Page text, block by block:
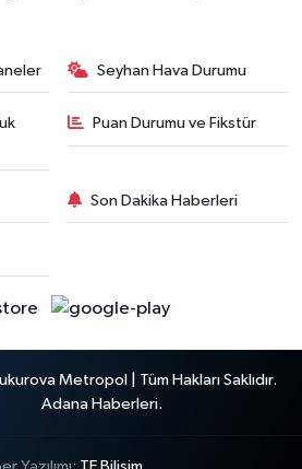
Seyhan Hava Durumu
Puan Durumu ve Fikstür
Son Dakika Haberleri
Metropol | Tüm Hakları Saklıdır.
Adana Haberleri.